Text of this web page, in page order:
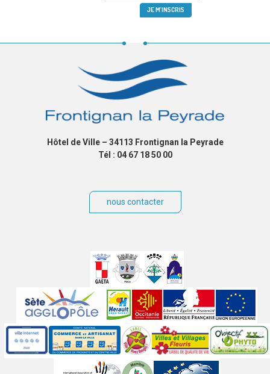
Hôtel de Ville – 34113 Frontignan la Peyrade
Tél : 04 67 18 50 00
nous contacter
partenaires
Labels